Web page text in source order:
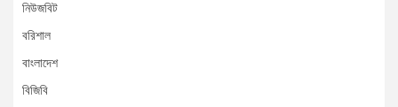
নিউজবিট
বরিশাল
বাংলাদেশ
বিজিবি